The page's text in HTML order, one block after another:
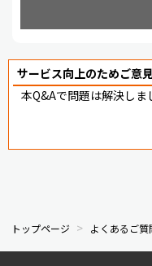
サービス向上のためご意
本Q&Aで問題は解決しま
トップページ よくあるご質